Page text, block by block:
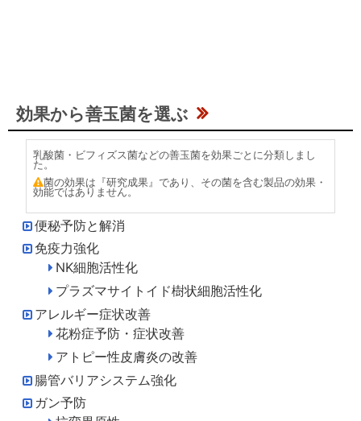
効果から善玉菌を選ぶ
乳酸菌・ビフィズス菌などの善玉菌を効果ごとに分類しまし
た。
菌の効果は『研究成果』であり、その菌を含む製品の効果・
効能ではありません。
便秘予防と解消
免疫力強化
NK細胞活性化
プラズマサイトイド樹状細胞活性化
アレルギー症状改善
花粉症予防・症状改善
アトピー性皮膚炎の改善
腸管バリアシステム強化
ガン予防